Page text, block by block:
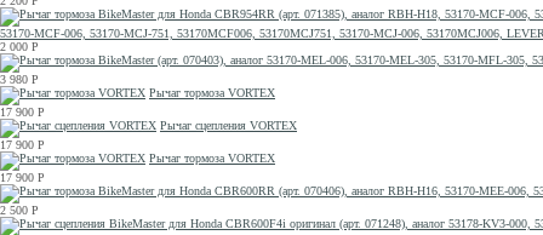
53170-MCF-006, 53170-MCJ-751, 53170MCF006, 53170MCJ751, 53170-MCJ-006, 53170MCJ006,
2 000 Р
3 980 Р
Рычаг тормоза VORTEX
17 900 Р
Рычаг сцепления VORTEX
17 900 Р
Рычаг тормоза VORTEX
17 900 Р
2 500 Р